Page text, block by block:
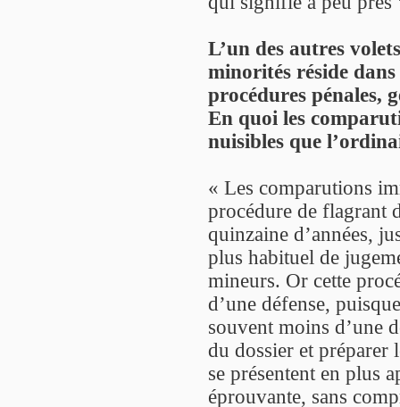
L’un des autres
minorités réside
procédures pénales,
En quoi les
nuisibles que
« Les comparutions
procédure de flagrant
quinzaine d’années,
plus habituel de
mineurs. Or cette
d’une défense,
souvent moins d’une
du dossier et préparer
se présentent en plus
éprouvante, sans